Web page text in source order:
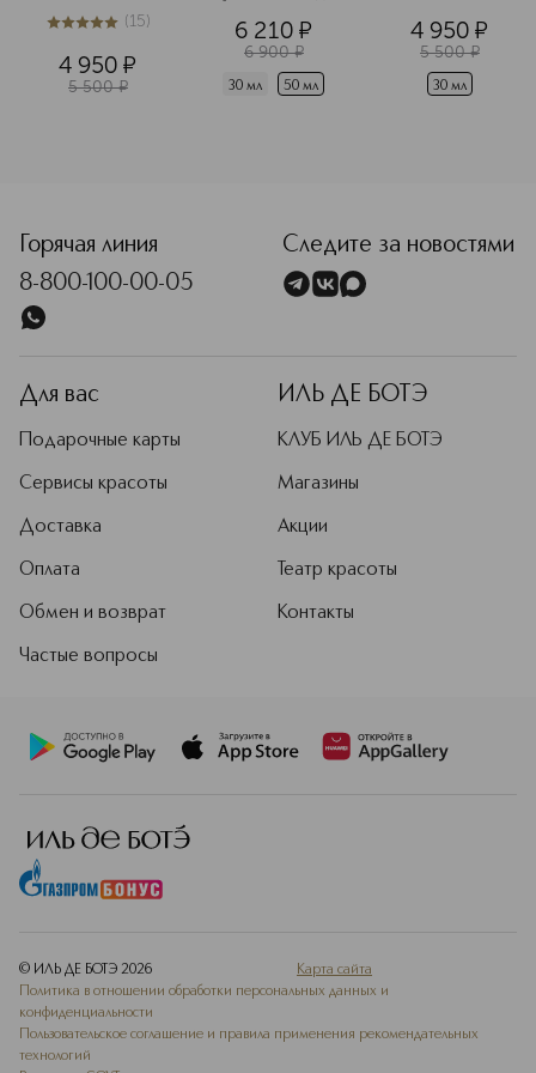
животных.
Подробнее
5из 515 (15)
4 950 ¤
5 500 ¤
6 210 ¤
6 900 ¤
30 мл 50 мл
4 950 ¤
5 500 ¤
30 мл
Горячая линия
8-800-100-00-05
Следите за новостями
Для вас
Подарочные карты
Сервисы красоты
Доставка
Оплата
Обмен и возврат
Частые вопросы
ИЛЬ ДЕ БОТЭ
КЛУБ ИЛЬ ДЕ БОТЭ
Магазины
Акции
Театр красоты
Контакты
© ИЛЬ ДЕ БОТЭ 2026
Карта сайта
Политика в отношении обработки персональных данных и
конфиденциальности
Пользовательское соглашение и правила применения рекомендательных
технологий